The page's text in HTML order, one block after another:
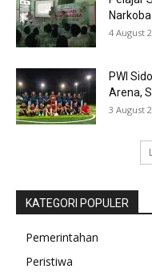
Narkoba
4 August
PWI
Arena,
3 August
KATEGORI POPULER
Pemerintahan
Peristiwa